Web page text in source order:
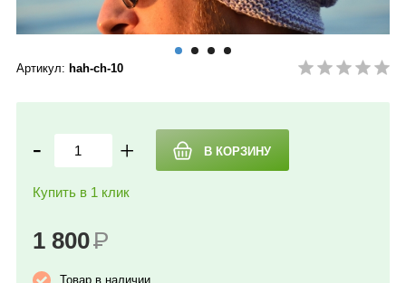
Артикул: hah-ch-10
- +
Купить в 1 клик
1 800Р
Товар в наличии